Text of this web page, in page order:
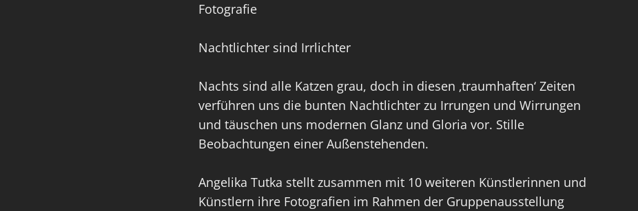
Fotografie
Nachtlichter sind Irrlichter
Nachts sind alle Katzen grau, doch in diesen ‚traumhaften‘ Zeiten
verführen uns die bunten Nachtlichter zu Irrungen und Wirrungen
und täuschen uns modernen Glanz und Gloria vor. Stille
Beobachtungen einer Außenstehenden.
Angelika Tutka stellt zusammen mit 10 weiteren Künstlerinnen und
Künstlern ihre Fotografien im Rahmen der Gruppenausstellung